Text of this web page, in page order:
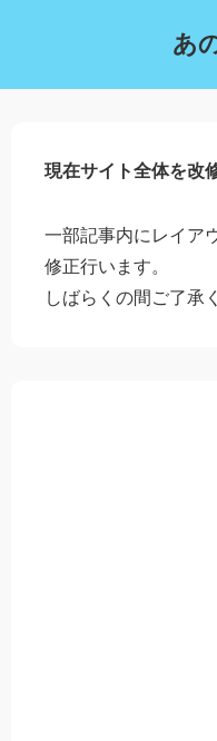
あ
現在サイト全体を改
一部記事内にレイア
修正行います。
しばらくの間ご了承